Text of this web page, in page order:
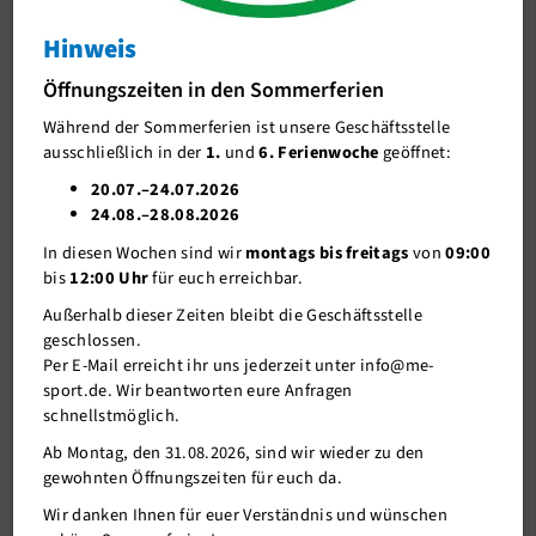
Flyer Bildung und Teilhabepaket
Das Bildungs- und Teilhabepaket richtet sich an Kinder und
Jugendliche aus Familien mit geringem Einkommen. Es umfasst
Leistungen für Bildung und Teilhabe am sozialen und kulturellen
Leben in der Gemeinschaft - zum Beispiel eine Mitgliedschaft im
Sportverien.
Gerne stehen wir euch bei weiteren Fragen zum "BUT - Paket" zur
Verfügung.
Gesundheit und Fitness
Outdoor
Wassersport
Denksport
Tanzsport
Sport A-Z
me-sport STUDIO
me-sport PLUS
Hinweis
Öffnungszeiten in den Sommerferien
Während der Sommerferien ist unsere Geschäftsstelle
ausschließlich in der 1. und6. Ferienwochegeöffnet:
20.07.–24.07.2026
24.08.–28.08.2026
In diesen Wochen sind wirmontags bis freitagsvon09:00
bis12:00 Uhrfür euch erreichbar.
Außerhalb dieser Zeiten bleibt die Geschäftsstelle
geschlossen.
Per E-Mail erreicht ihr uns jederzeit unter info@me-
sport.de. Wir beantworten eure Anfragen
schnellstmöglich.
Ab Montag, den 31.08.2026, sind wir wieder zu den
gewohnten Öffnungszeiten für euch da.
Wir danken Ihnen für euer Verständnis und wünschen